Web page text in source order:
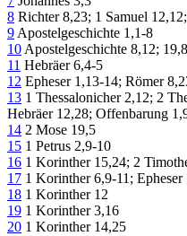
8 Richter 8,23; 1 Samuel
9 Apostelgeschichte 1,1-8
10 Apostelgeschichte 8,12;
11 Hebräer 6,4-5
12 Epheser 1,13-14; Römer
13 1 Thessalonicher 2,12; 2
Hebräer 12,28; Offenbarung
14 2 Mose 19,5
15 1 Petrus 2,9-10
16 1 Korinther 15,24; 2
17 1 Korinther 6,9-11; Epheser
18 1 Korinther 12
19 1 Korinther 3,16
20 1 Korinther 14,25